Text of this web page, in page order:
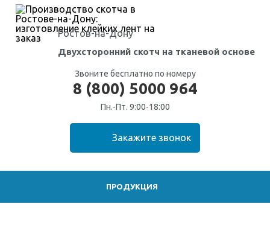
Ростов-на-Дону
Двухсторонний скотч на тканевой основе
Звоните бесплатно по номеру
8 (800) 5000 964
Пн.-Пт. 9:00-18:00
ПРОДУКЦИЯ